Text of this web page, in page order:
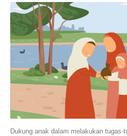
Dukung anak dalam melakukan tugas-